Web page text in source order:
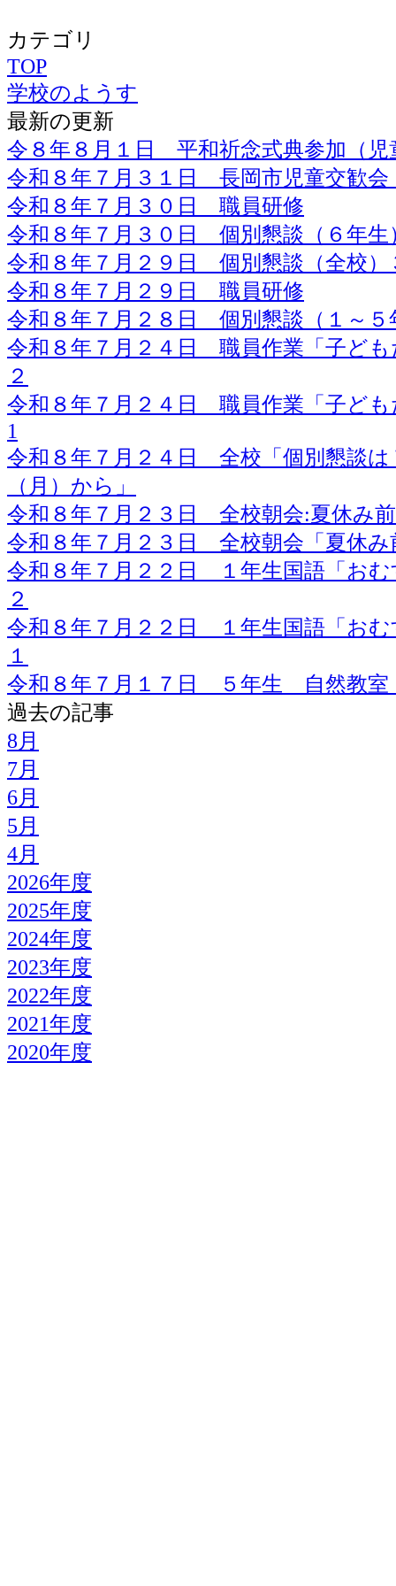
カテゴリ
TOP
学校のようす
最新の更新
令８年８月１日 平和祈念式典参加（児
令和８年７月３１日 長岡市児童交歓会
令和８年７月３０日 職員研修
令和８年７月３０日 個別懇談（６年生
令和８年７月２９日 個別懇談（全校）
令和８年７月２９日 職員研修
令和８年７月２８日 個別懇談（１～５
令和８年７月２４日 職員作業「子ど
２
令和８年７月２４日 職員作業「子ど
1
令和８年７月２４日 全校「個別懇談は
（月）から」
令和８年７月２３日 全校朝会:夏休み
令和８年７月２３日 全校朝会「夏休み
令和８年７月２２日 １年生国語「お
２
令和８年７月２２日 １年生国語「お
１
令和８年７月１７日 ５年生 自然教室
過去の記事
8月
7月
6月
5月
4月
2026年度
2025年度
2024年度
2023年度
2022年度
2021年度
2020年度